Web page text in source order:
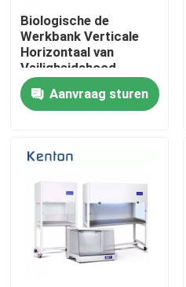
Thuis
Over ons
Contacten
Producten
Laboratorium Drogere Oven
Biologische de
Werkbank Verticale
Horizontaal van
Veiligheidshood
laminar flow clean
benchAanvraag sturen